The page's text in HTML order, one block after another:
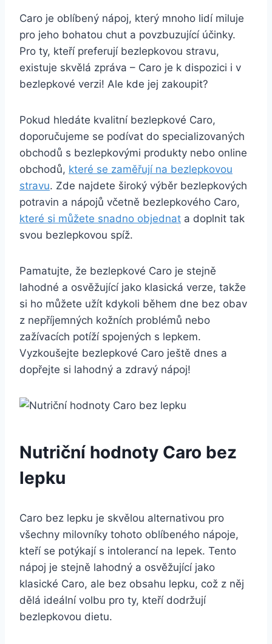
Caro je oblíbený nápoj, který mnoho lidí miluje
pro jeho bohatou chut a povzbuzující účinky.
Pro ty, kteří preferují bezlepkovou stravu,
existuje skvělá zpráva – Caro je k dispozici i v
bezlepkové verzi! Ale kde jej zakoupit?
Pokud hledáte kvalitní bezlepkové Caro,
doporučujeme se podívat do specializovaných
obchodů s bezlepkovými produkty nebo online
obchodů, které se zaměřují na bezlepkovou
stravu. Zde najdete široký výběr bezlepkových
potravin a nápojů včetně bezlepkového Caro,
které si můžete snadno objednat a doplnit tak
svou bezlepkovou spíž.
Pamatujte, že bezlepkové Caro je stejně
lahodné a osvěžující jako klasická verze, takže
si ho můžete užít kdykoli během dne bez obav
z nepříjemných kožních problémů nebo
zažívacích potíží spojených s lepkem.
Vyzkoušejte bezlepkové Caro ještě dnes a
dopřejte si lahodný a zdravý nápoj!
Nutriční hodnoty Caro bez
lepku
Caro bez lepku je skvělou alternativou pro
všechny milovníky tohoto oblíbeného nápoje,
kteří se potýkají s intolerancí na lepek. Tento
nápoj je stejně lahodný a osvěžující jako
klasické Caro, ale bez obsahu lepku, což z něj
dělá ideální volbu pro ty, kteří dodržují
bezlepkovou dietu.